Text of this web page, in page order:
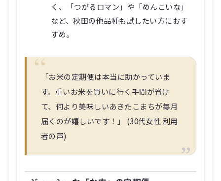
く、「つがるロマン」や「めんこいな」
など、秋田の他品種も試したい方におす
すめ。
「お米の定期便は本当に助かっていま
す。重いお米を買いに行く手間が省け
て、何より美味しいあきたこまちが毎月
届くのが嬉しいです！」 (30代女性 利用
者の声)